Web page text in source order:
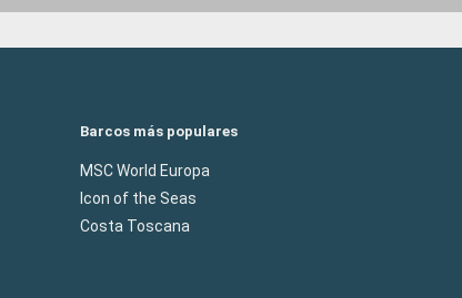
Barcos más populares
MSC World Europa
Icon of the Seas
Costa Toscana